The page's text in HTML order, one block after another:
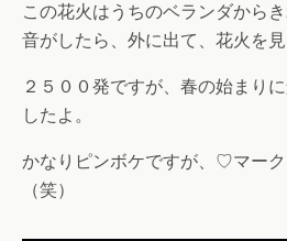
この花火はうちのベランダから
音がしたら、外に出て、花火を
２５００発ですが、春の始まり
したよ。
かなりピンボケですが、♡マー
（笑）